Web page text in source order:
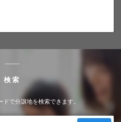
検索
で分譲地を検索できます。